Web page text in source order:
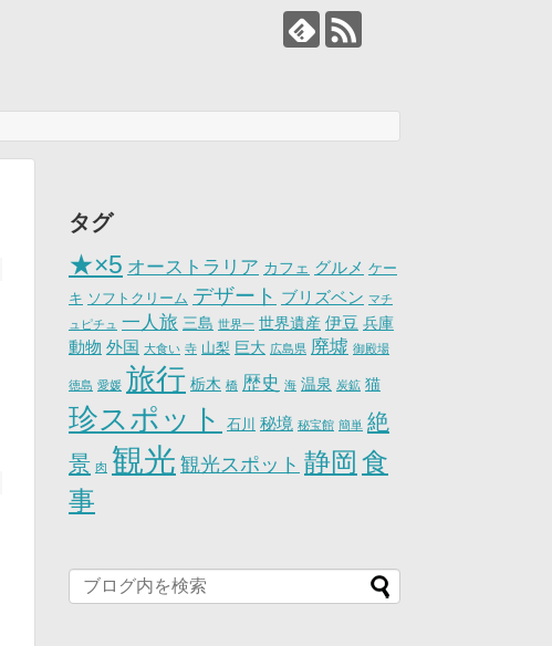
タグ
★×5 オーストラリア カフェ グルメ ケー
キ ソフトクリーム デザート ブリズベン マチ
ュピチュ 一人旅 三島 世界一 世界遺産 伊豆 兵庫
動物 外国 大食い 寺 山梨 巨大 広島県 廃墟 御殿場
徳島 愛媛 旅行 栃木 橋 歴史 海 温泉 炭鉱 猫
珍スポット 石川 秘境 秘宝館 簡単 絶
景 肉 観光 観光スポット 静岡 食
事